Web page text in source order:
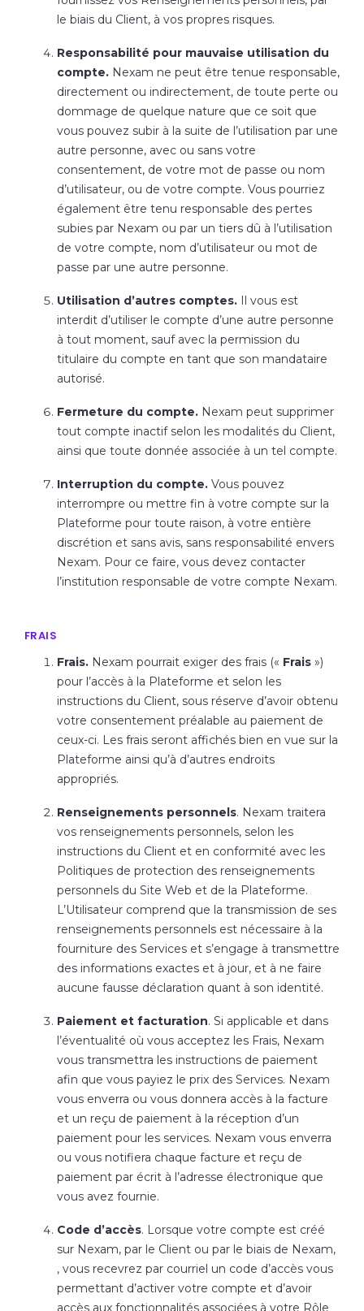
le biais du Client, à vos propres risques.
Responsabilité pour mauvaise utilisation du
compte. Nexam ne peut être tenue responsable,
directement ou indirectement, de toute perte ou
dommage de quelque nature que ce soit que
vous pouvez subir à la suite de l’utilisation par une
autre personne, avec ou sans votre
consentement, de votre mot de passe ou nom
d’utilisateur, ou de votre compte. Vous pourriez
également être tenu responsable des pertes
subies par Nexam ou par un tiers dû à l’utilisation
de votre compte, nom d’utilisateur ou mot de
passe par une autre personne.
Utilisation d’autres comptes. Il vous est
interdit d’utiliser le compte d’une autre personne
à tout moment, sauf avec la permission du
titulaire du compte en tant que son mandataire
autorisé.
Fermeture du compte. Nexam peut supprimer
tout compte inactif selon les modalités du Client,
ainsi que toute donnée associée à un tel compte.
Interruption du compte. Vous pouvez
interrompre ou mettre fin à votre compte sur la
Plateforme pour toute raison, à votre entière
discrétion et sans avis, sans responsabilité envers
Nexam. Pour ce faire, vous devez contacter
l’institution responsable de votre compte Nexam.
FRAIS
Frais. Nexam pourrait exiger des frais (« Frais»)
pour l’accès à la Plateforme et selon les
instructions du Client, sous réserve d’avoir obtenu
votre consentement préalable au paiement de
ceux-ci. Les frais seront affichés bien en vue sur la
Plateforme ainsi qu’à d’autres endroits
appropriés.
Renseignements personnels. Nexam traitera
vos renseignements personnels, selon les
instructions du Client et en conformité avec les
Politiques de protection des renseignements
personnels du Site Web et de la Plateforme.
L’Utilisateur comprend que la transmission de ses
renseignements personnels est nécessaire à la
fourniture des Services et s’engage à transmettre
des informations exactes et à jour, et à ne faire
aucune fausse déclaration quant à son identité.
Paiement et facturation. Si applicable et dans
l’éventualité où vous acceptez les Frais, Nexam
vous transmettra les instructions de paiement
afin que vous payiez le prix des Services. Nexam
vous enverra ou vous donnera accès à la facture
et un reçu de paiement à la réception d’un
paiement pour les services. Nexam vous enverra
ou vous notifiera chaque facture et reçu de
paiement par écrit à l’adresse électronique que
vous avez fournie.
Code d’accès. Lorsque votre compte est créé
sur Nexam, par le Client ou par le biais de Nexam,
, vous recevrez par courriel un code d’accès vous
permettant d’activer votre compte et d’avoir
accès aux fonctionnalités associées à votre Rôle